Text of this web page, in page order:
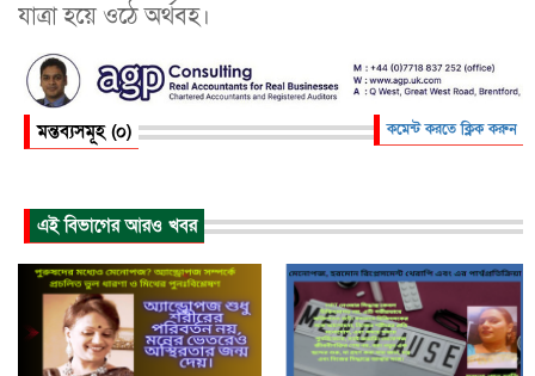
যাত্রা হয়ে ওঠে অর্থবহ।
মন্তব্যসমূহ (০) কমেন্ট করতে ক্লিক করুন
এই বিভাগের আরও খবর